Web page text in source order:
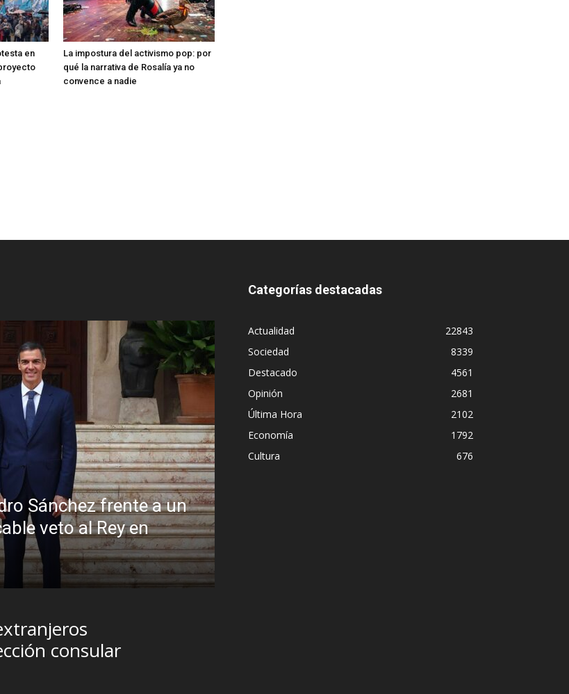
en
La impostura del activismo pop: por
qué la narrativa de Rosalía ya no
convence a nadie
promiscuidad institucional en
de São Paulo
consular
Categorías destacadas
Actualidad
22843
Sociedad
8339
Destacado
4561
Opinión
2681
Última Hora
2102
Economía
1792
Cultura
676